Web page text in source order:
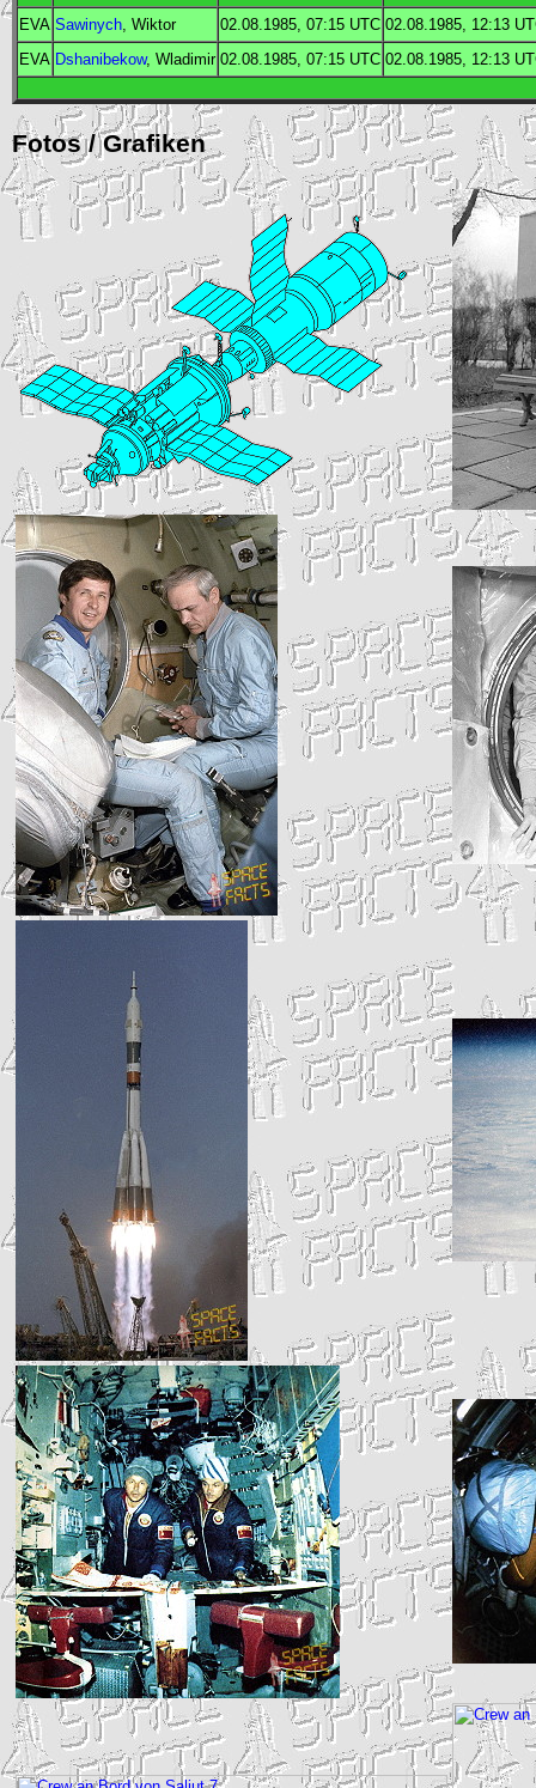
EVA Sawinych , Wiktor 02.08.1985, 07:15 UTC 02.08.1985, 12:13
EVA Dshanibekow, Wladimir 02.08.1985, 07:15 UTC 02.08.1985, 12:13
Fotos / Grafiken